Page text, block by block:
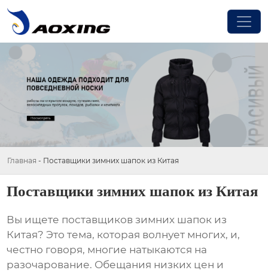
Главная - Поставщики зимних шапок из Китая
Поставщики зимних шапок из Китая
Вы ищете поставщиков зимних шапок из
Китая? Это тема, которая волнует многих, и,
честно говоря, многие натыкаются на
разочарование. Обещания низких цен и